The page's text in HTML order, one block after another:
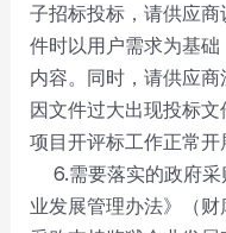
子招标投标，请供应
件时以用户需求为基
内容。同时，请供应
因文件过大出现投标
项目开评标工作正常开
6.需要落实的政府采
业发展管理办法》（